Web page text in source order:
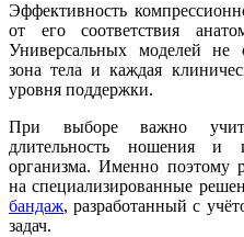
Эффективность
от его соответствия
Универсальных моделей не
зона тела и каждая
уровня поддержки.
При выборе важно
длительность ношения и
организма. Именно поэтому
на специализированные
бандаж, разработанный с
задач.